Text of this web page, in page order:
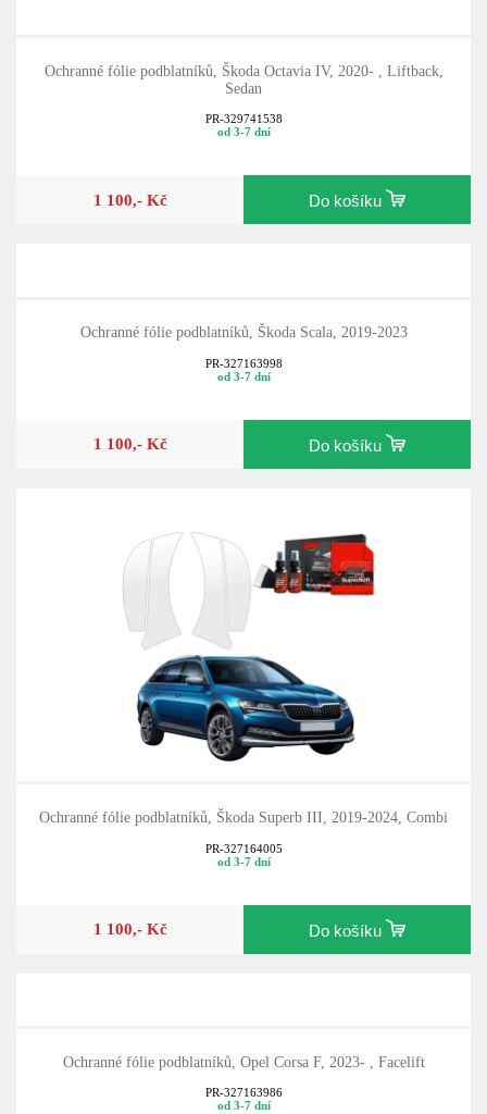
Ochranné fólie podblatníků, Škoda Octavia IV, 2020- , Liftback,
Sedan
PR-329741538
od 3-7 dní
1 100,- Kč Do košíku
Ochranné fólie podblatníků, Škoda Scala, 2019-2023
PR-327163998
od 3-7 dní
1 100,- Kč Do košíku
Ochranné fólie podblatníků, Škoda Superb III, 2019-2024, Combi
PR-327164005
od 3-7 dní
1 100,- Kč Do košíku
Ochranné fólie podblatníků, Opel Corsa F, 2023- , Facelift
PR-327163986
od 3-7 dní